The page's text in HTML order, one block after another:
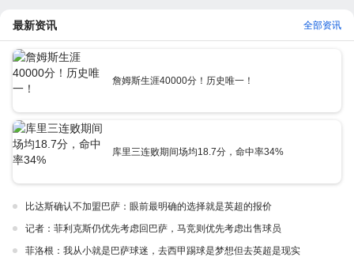
最新资讯 全部资讯
詹姆斯生涯40000分！历史唯一！
库里三连败期间场均18.7分，命中率34%
比达斯确认不加盟巴萨：眼前最明确的选择就是英超的报价
记者：菲利克斯仍优先考虑回巴萨，马竞则优先考虑出售球员
菲洛根：我从小就是巴萨球迷，去西甲踢球是梦想但去英超是现实